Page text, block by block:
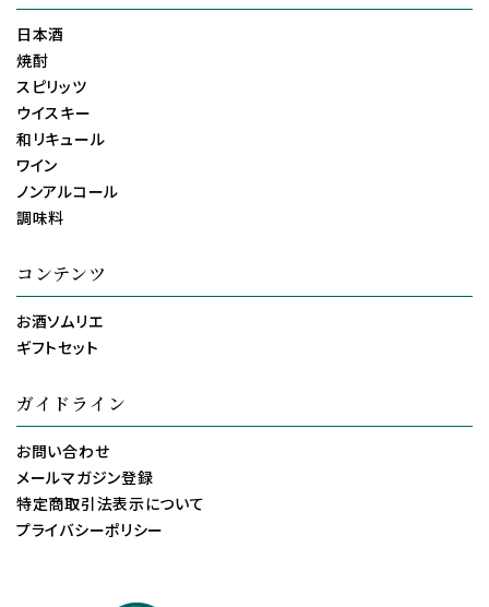
日本酒
焼酎
スピリッツ
ウイスキー
和リキュール
ワイン
ノンアルコール
調味料
コンテンツ
お酒ソムリエ
ギフトセット
ガイドライン
お問い合わせ
メールマガジン登録
特定商取引法表示について
プライバシーポリシー